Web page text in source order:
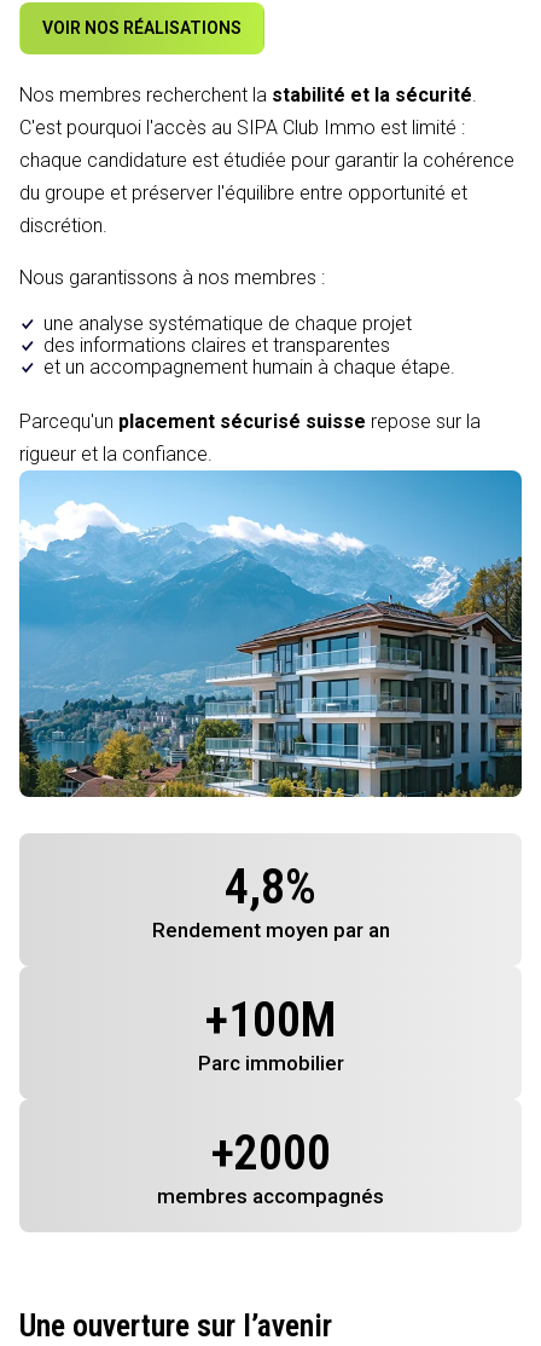
VOIR NOS RÉALISATIONS
Nos membres recherchent la stabilité et la sécurité.
C'est pourquoi l'accès au SIPA Club Immo est limité :
chaque candidature est étudiée pour garantir la cohérence
du groupe et préserver l'équilibre entre opportunité et
discrétion.
Nous garantissons à nos membres :
une analyse systématique de chaque projet
des informations claires et transparentes
et un accompagnement humain à chaque étape.
Parcequ'un placement sécurisé suisse repose sur la
rigueur et la confiance.
4,8%
Rendement moyen par an
+100M
Parc immobilier
+2000
membres accompagnés
Une ouverture sur l’avenir